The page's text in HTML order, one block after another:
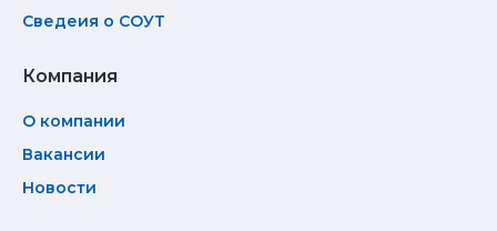
Сведеия о СОУТ
Компания
О компании
Вакансии
Новости